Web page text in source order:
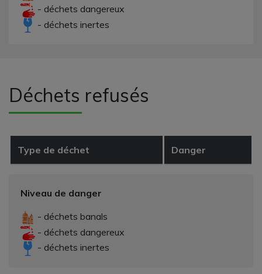
- déchets dangereux
- déchets inertes
Déchets refusés
Type de déchet Danger
Niveau de danger
- déchets banals
- déchets dangereux
- déchets inertes